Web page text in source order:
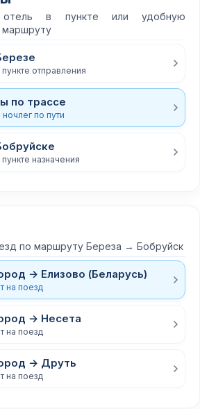
отель в пункте или удобную
маршруту
отправления
по трассе
по пути
назначения
по маршруту Береза → Бобруйск
→ Елизово (Беларусь)
на поезд
→ Несета
на поезд
→ Друть
на поезд